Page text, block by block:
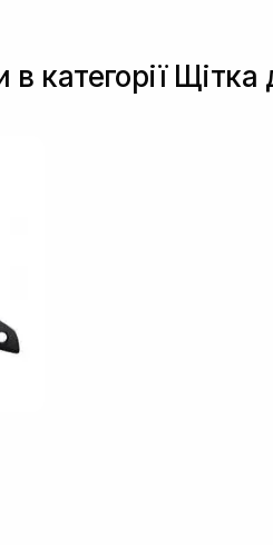
категорії Щітка